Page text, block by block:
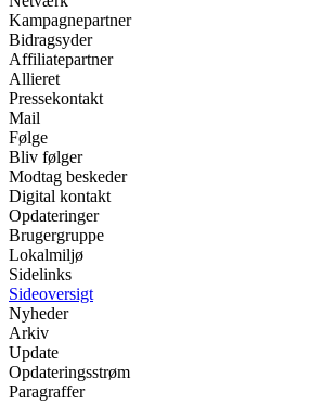
Kampagnepartner
Bidragsyder
Affiliatepartner
Allieret
Pressekontakt
Mail
Følge
Bliv følger
Modtag beskeder
Digital kontakt
Opdateringer
Brugergruppe
Lokalmiljø
Sidelinks
Sideoversigt
Nyheder
Arkiv
Update
Opdateringsstrøm
Paragraffer